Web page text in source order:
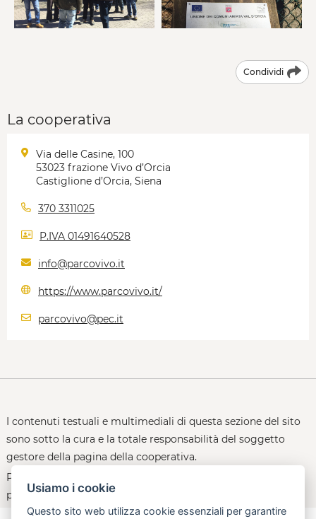
Condividi
La cooperativa
Via delle Casine, 100
53023 frazione Vivo d’Orcia
Castiglione d’Orcia, Siena
370 3311025
P.IVA 01491640528
info@parcovivo.it
https://www.parcovivo.it/
parcovivo@pec.it
I contenuti testuali e multimediali di questa sezione del sito
sono sotto la cura e la totale responsabilità del soggetto
gestore della pagina della cooperativa.
Per le policy d'uso della piattaforma, consultare la
pagina:open.toscana.it/privacy
Usiamo i cookie
Questo sito web utilizza cookie essenziali per garantire